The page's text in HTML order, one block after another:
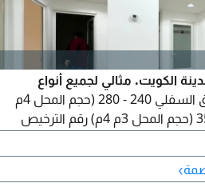
الكويت. مثالي لجميع أنواع
الأنشطة التجارية الإيجار للطابق السفلي 240 - 280 (حجم المحل 4م
2.35م) الطابق الثاني 250 - 350 (حجم المحل 3م 4م) رقم الترخيص
›